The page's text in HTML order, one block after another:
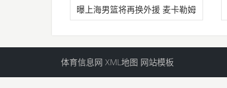
曝上海男篮将再换外援 麦卡勒姆
体育信息网 XML地图 网站模板